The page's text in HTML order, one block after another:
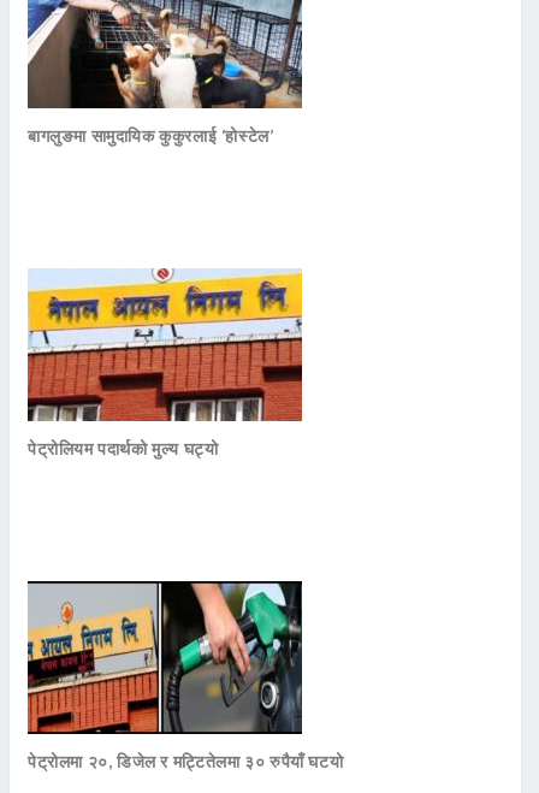
बागलुङमा सामुदायिक कुकुरलाई ‘होस्टेल’
पेट्रोलियम पदार्थको मुल्य घट्यो
पेट्रोलमा २०, डिजेल र मट्टितेलमा ३० रुपैयाँ घटयो